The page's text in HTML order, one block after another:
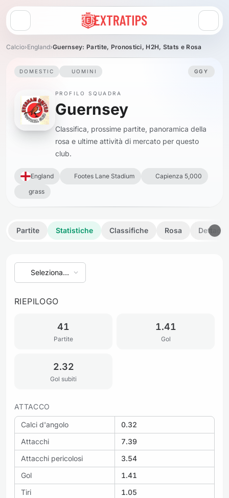
Apri menu
Calcio›England›Guernsey: Partite, Pronostici, H2H, Stats e Rosa
DOMESTIC UOMINI GGY
PROFILO SQUADRA
Guernsey
Classifica, prossime partite, panoramica della
rosa e ultime attività di mercato per questo
club.
England Footes Lane Stadium
Capienza 5,000
grass
Partite Statistiche Classifiche Rosa Dettagli
Seleziona
stagione
RIEPILOGO
41
Partite
1.41
Gol
2.32
Gol subiti
ATTACCO
Calci d'angolo
0.32
Attacchi
7.39
Attacchi pericolosi
3.54
Gol
1.41
Tiri
1.05